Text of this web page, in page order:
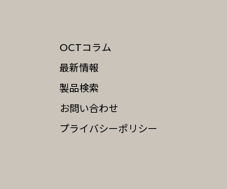
OCTコラム
最新情報
製品検索
お問い合わせ
プライバシーポリシー